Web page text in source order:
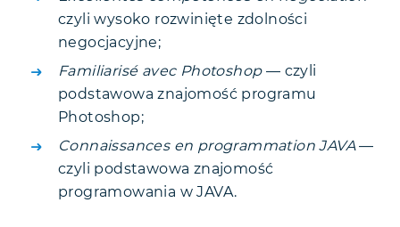
czyli wysoko rozwinięte zdolności
negocjacyjne;
Familiarisé avec Photoshop— czyli
podstawowa znajomość programu
Photoshop;
Connaissances en programmation JAVA—
czyli podstawowa znajomość
programowania w JAVA.